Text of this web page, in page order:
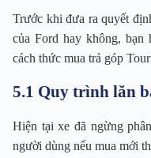
Trước khi đưa ra quyết
của Ford hay không, bạn
cách thức mua trả góp
5.1 Quy trình lăn
Hiện tại xe đã ngừng
người dùng nếu mua mới